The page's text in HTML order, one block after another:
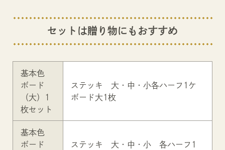
セットは贈り物にもおすすめ
基本色
ボード
（大）1
枚セット
ステッキ 大・中・小各ハーフ1ケ
ボード大1枚
基本色
ボード
ステッキ 大・中・小 各ハーフ1